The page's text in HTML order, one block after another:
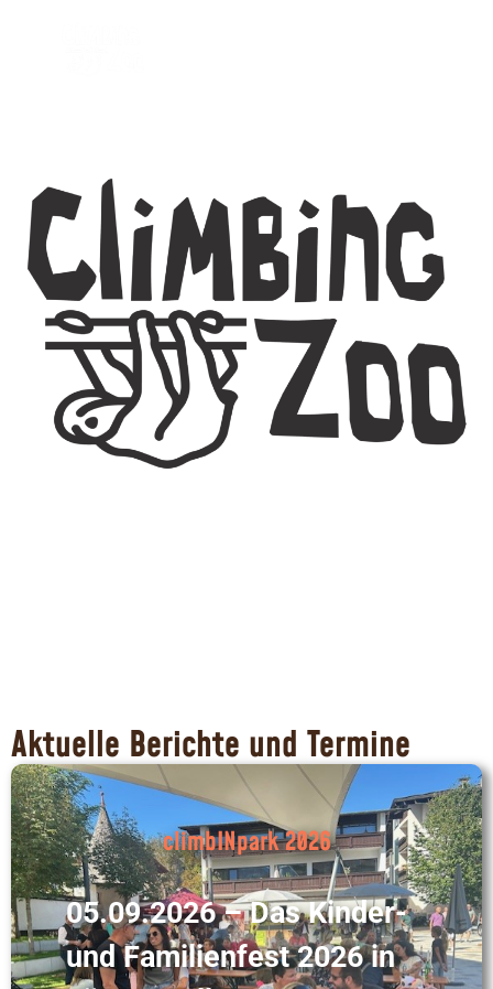
Aktuelle Berichte und Termine
climbINpark 2026
05.09.2026 – Das Kinder-
und Familienfest 2026 in